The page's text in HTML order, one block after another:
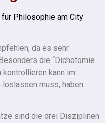
Philosophie am City
da es sehr
die “Dichotomie
kann im
muss, haben
sind die drei Disziplinen